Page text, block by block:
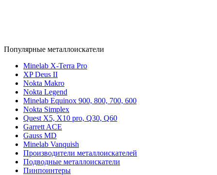
Популярные металлоискатели
Minelab X-Terra Pro
XP Deus II
Nokta Makro
Nokta Legend
Minelab Equinox 900, 800, 700, 600
Nokta Simplex
Quest X5, X10 pro, Q30, Q60
Garrett ACE
Gauss MD
Minelab Vanquish
Производители металлоискателей
Подводные металлоискатели
Пинпоинтеры